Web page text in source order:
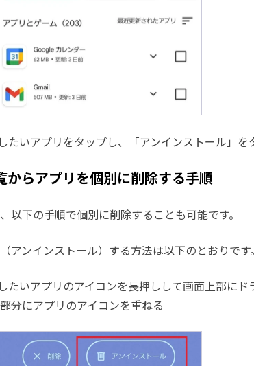
たいアプリをタップし、「アンインストール」を
からアプリを個別に削除する手順
以下の手順で個別に削除することも可能です。
アンインストール）する方法は以下のとおりです。
たいアプリのアイコンを長押しして画面上部にド
分にアプリのアイコンを重ねる